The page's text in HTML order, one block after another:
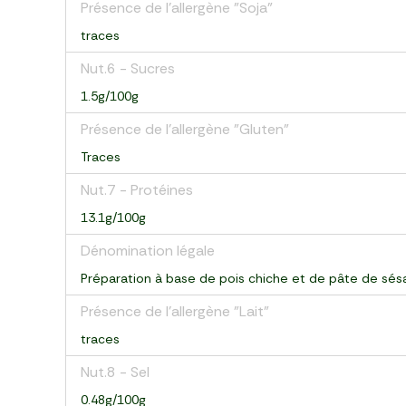
Présence de l'allergène "Soja"
traces
Nut.6 - Sucres
1.5g/100g
Présence de l'allergène "Gluten"
Traces
Nut.7 - Protéines
13.1g/100g
Dénomination légale
Préparation à base de pois chiche et de pâte de
Présence de l'allergène "Lait"
traces
Nut.8 - Sel
0.48g/100g